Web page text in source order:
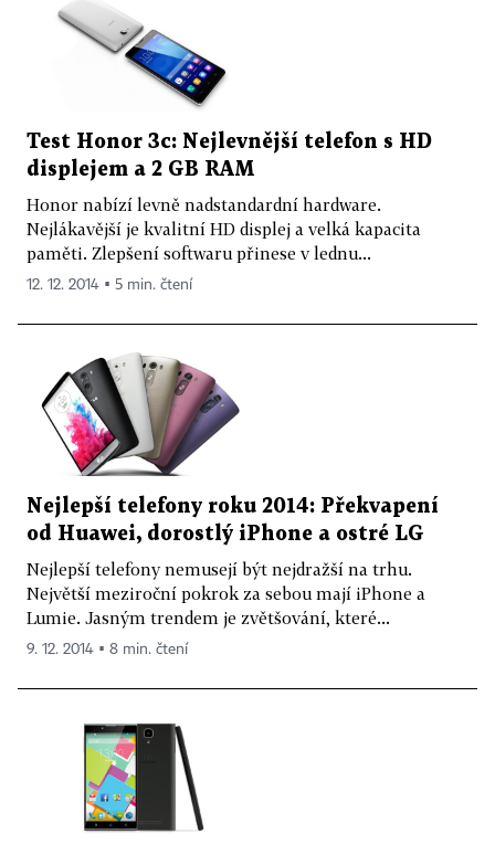
Test Honor 3c: Nejlevnější telefon s HD
displejem a 2 GB RAM
Honor nabízí levně nadstandardní hardware.
Nejlákavější je kvalitní HD displej a velká kapacita
paměti. Zlepšení softwaru přinese v lednu...
12. 12. 2014 ▪ 5 min. čtení
Nejlepší telefony roku 2014: Překvapení
od Huawei, dorostlý iPhone a ostré LG
Nejlepší telefony nemusejí být nejdražší na trhu.
Největší meziroční pokrok za sebou mají iPhone a
Lumie. Jasným trendem je zvětšování, které...
9. 12. 2014 ▪ 8 min. čtení